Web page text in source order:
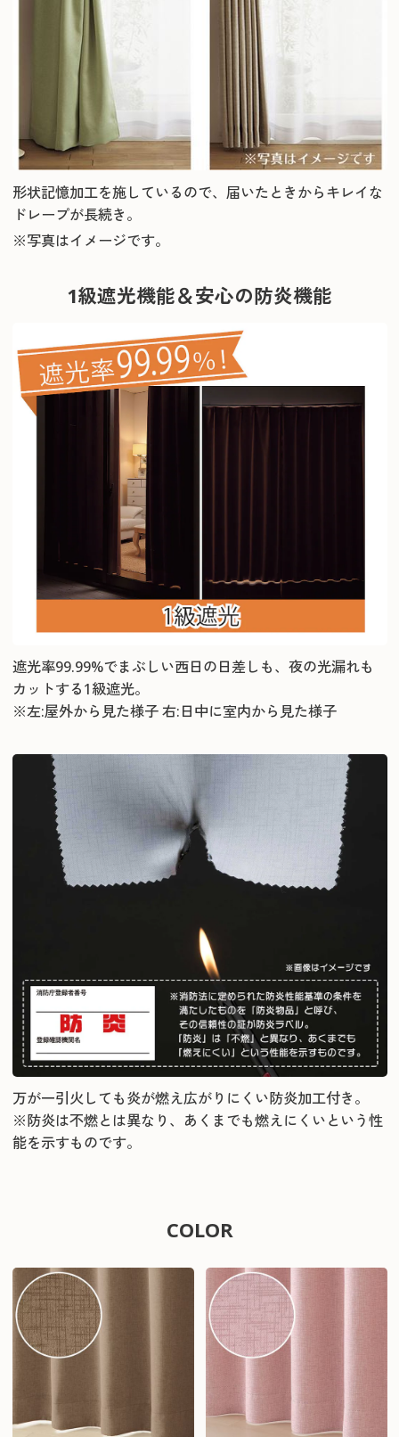
形状記憶加工を施しているので、届いたときからキレイな
ドレープが長続き。
※写真はイメージです。
1級遮光機能＆安心の防炎機能
遮光率99.99%でまぶしい西日の日差しも、夜の光漏れも
カットする1級遮光。
※左:屋外から見た様子 右:日中に室内から見た様子
万が一引火しても炎が燃え広がりにくい防炎加工付き。
※防炎は不燃とは異なり、あくまでも燃えにくいという性
能を示すものです。
COLOR